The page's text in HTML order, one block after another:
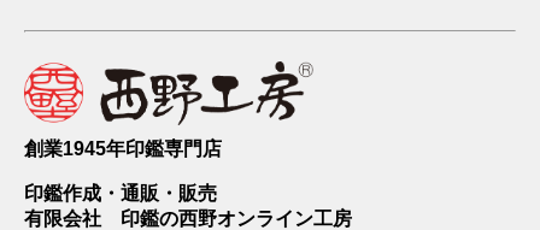
創業1945年印鑑専門店
印鑑作成・通販・販売
有限会社 印鑑の西野オンライン工房